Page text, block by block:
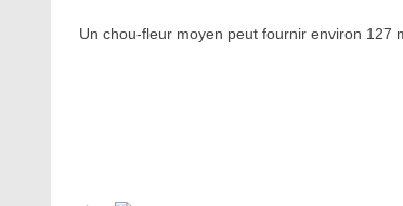
Un chou-fleur moyen peut fournir environ 127